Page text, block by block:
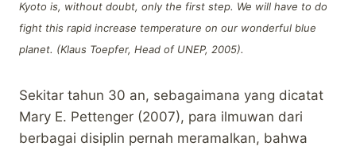
Kyoto is, without doubt, only the first step. We will have to do
fight this rapid increase temperature on our wonderful blue
planet. (Klaus Toepfer, Head of UNEP, 2005).
Sekitar tahun 30 an, sebagaimana yang dicatat
Mary E. Pettenger (2007), para ilmuwan dari
berbagai disiplin pernah meramalkan, bahwa